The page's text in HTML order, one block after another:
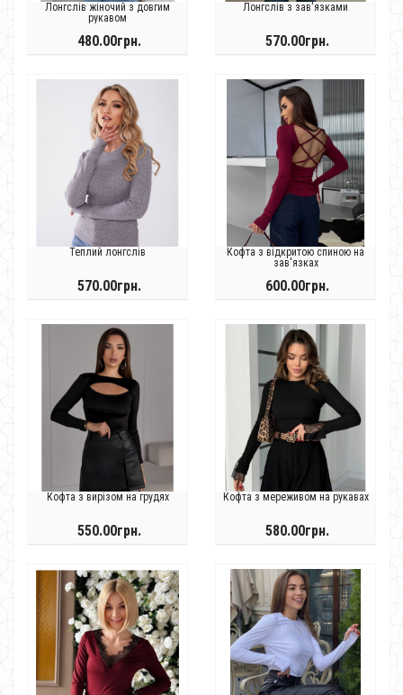
Лонгслів жіночий з довгим
рукавом
480.00грн.
Лонгслів з зав'язками
570.00грн.
Теплий лонгслів
570.00грн.
Кофта з відкритою спиною на
зав'язках
600.00грн.
Кофта з вирізом на грудях
550.00грн.
Кофта з мереживом на рукавах
580.00грн.